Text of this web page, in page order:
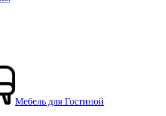
Мебель для Гостиной